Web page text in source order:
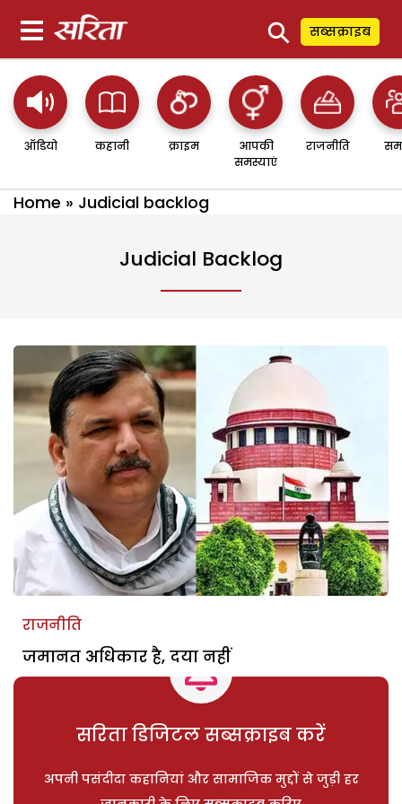
⚲ सब्सक्राइब
ऑडियो कहानी क्राइम
आपकी
समस्याएं
राजनीति
Home » Judicial backlog
Judicial Backlog
राजनीति
जमानत अधिकार है, दया नहीं
सरिता डिजिटल सब्सक्राइब करें
अपनी पसंदीदा कहानियां और सामाजिक मुद्दों से जुड़ी हर